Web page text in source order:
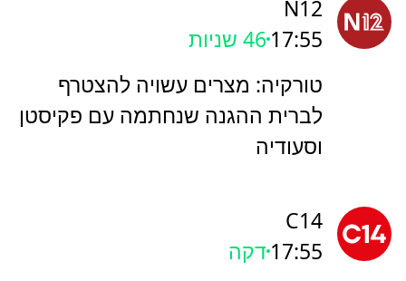
N12
17:55 47 שניות
טורקיה: מצרים עשויה להצטרף
לברית ההגנה שנחתמה עם פקיסטן
וסעודיה
C14
17:55דקה